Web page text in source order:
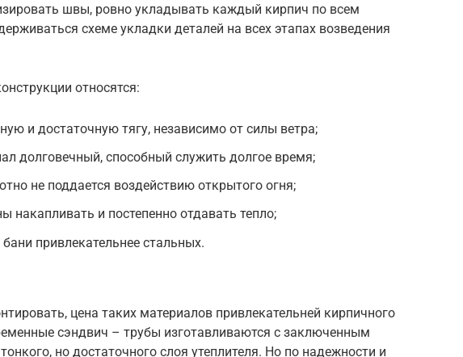
швы, ровно укладывать каждый кирпич по всем
схеме укладки деталей на всех этапах возведения
относятся:
и достаточную тягу, независимо от силы ветра;
долговечный, способный служить долгое время;
не поддается воздействию открытого огня;
накапливать и постепенно отдавать тепло;
привлекательнее стальных.
цена таких материалов привлекательней кирпичного
сэндвич – трубы изготавливаются с заключенным
но достаточного слоя утеплителя. Но по надежности и